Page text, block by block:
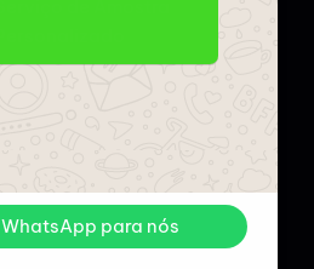
WhatsApp para nós